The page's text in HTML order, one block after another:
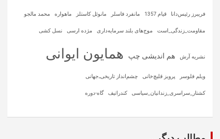
فریبرز رئیس‌دانا قیام 1357 مانفرد فاسلر مانوئل کاستلز ماهواره‌ محمد مالجو
مقاومت_زندگی_است موج‌های بلند سرمایه‌داری مژده ارسی نسل کشی
نشریه آرش هم اندیشی چپ همایون ایوانی
ویلم فلوسر پرویز قلیچ‌خانی چشم‌انداز تاریخی‌ـ‌جهانی
کشتار_سراسری_زندانیان_سیاسی کندراتیف گاه-دوره